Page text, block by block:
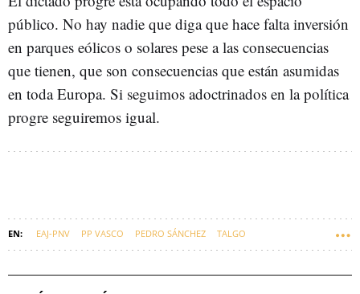
público. No hay nadie que diga que hace falta inversión
en parques eólicos o solares pese a las consecuencias
que tienen, que son consecuencias que están asumidas
en toda Europa. Si seguimos adoctrinados en la política
progre seguiremos igual.
EAJ-PNV PP VASCO PEDRO SÁNCHEZ TALGO